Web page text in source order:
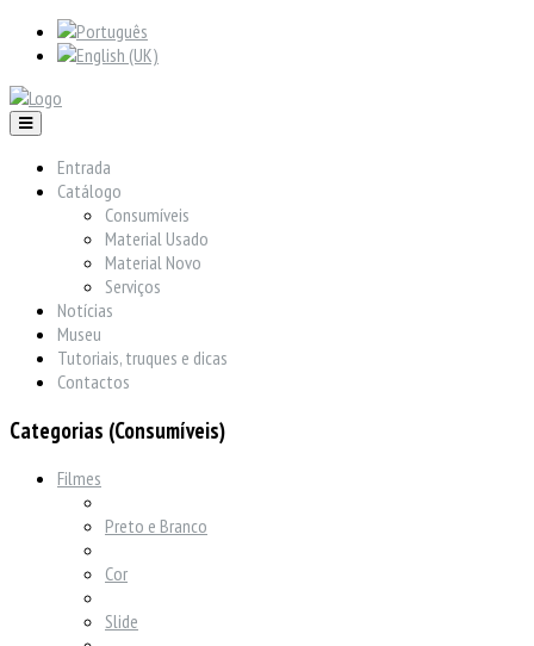
Entrada
Catálogo
Consumíveis
Material Usado
Material Novo
Serviços
Notícias
Museu
Tutoriais, truques e dicas
Contactos
Categorias (Consumíveis)
Filmes
Preto e Branco
Cor
Slide